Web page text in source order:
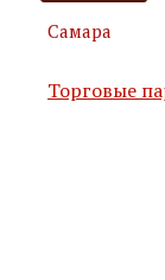
Самара
Торговые